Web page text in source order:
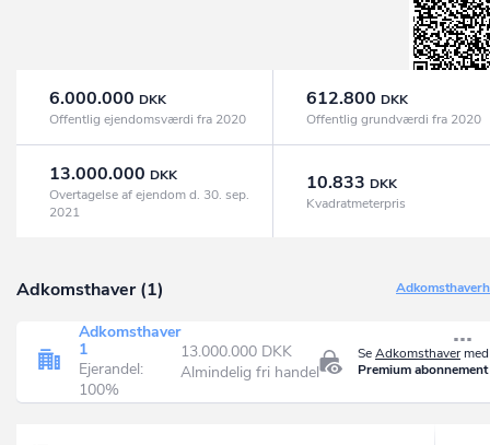
6.000.000 DKK
Offentlig ejendomsværdi fra 2020
612.800 DKK
Offentlig grundværdi fra 2020
13.000.000 DKK
Overtagelse af ejendom d. 30. sep.
2021
10.833 DKK
Kvadratmeterpris
Adkomsthaver (1)
SeAdkomsthaver
Premium abonnement
Adkomsthaver
1
Ejerandel:
100%
13.000.000 DKK
Almindelig fri handel